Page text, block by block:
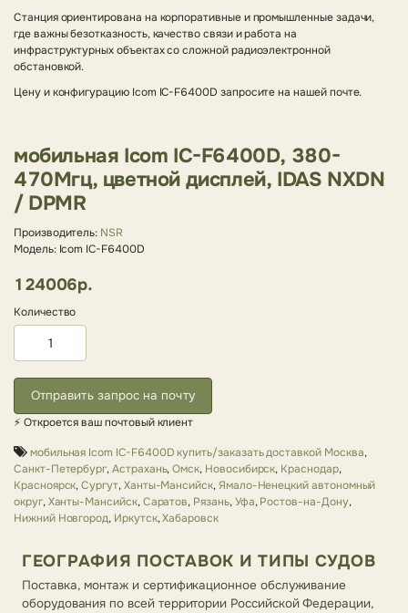
Станция ориентирована на корпоративные и промышленные задачи,
где важны безотказность, качество связи и работа на
инфраструктурных объектах со сложной радиоэлектронной
обстановкой.
Цену и конфигурацию Icom IC-F6400D запросите на нашей почте.
мобильная Icom IC-F6400D, 380-
470Мгц, цветной дисплей, IDAS NXDN
/ DPMR
Производитель: NSR
Модель: Icom IC-F6400D
124006р.
Количество
Отправить запрос на почту
⚡ Откроется ваш почтовый клиент
мобильная Icom IC-F6400D купить/заказать доставкой Москва,
Санкт-Петербург,Астрахань,Омск, Новосибирск, Краснодар,
Красноярск,Сургут,Ханты-Мансийск,Ямало-Ненецкий автономный
округ,Ханты-Мансийск,Саратов, Рязань,Уфа,Ростов-на-Дону,
Нижний Новгород, Иркутск,Хабаровск
ГЕОГРАФИЯ ПОСТАВОК И ТИПЫ СУДОВ
Поставка, монтаж и сертификационное обслуживание
оборудования по всей территории Российской Федерации,